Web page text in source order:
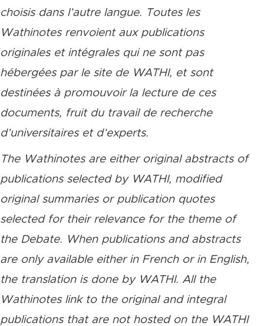
choisis dans l’autre langue. Toutes les
Wathinotes renvoient aux publications
originales et intégrales qui ne sont pas
hébergées par le site de WATHI, et sont
destinées à promouvoir la lecture de ces
documents, fruit du travail de recherche
d’universitaires et d’experts.
The Wathinotes are either original abstracts of
publications selected by WATHI, modified
original summaries or publication quotes
selected for their relevance for the theme of
the Debate. When publications and abstracts
are only available either in French or in English,
the translation is done by WATHI. All the
Wathinotes link to the original and integral
publications that are not hosted on the WATHI